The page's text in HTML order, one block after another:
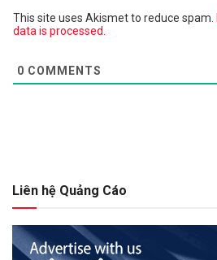
This site uses Akismet to reduce spam.
data is processed.
0 COMMENTS
Liên hệ Quảng Cáo